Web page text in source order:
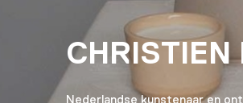
CHRISTIEN
Nederlandse kunstenaar en